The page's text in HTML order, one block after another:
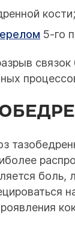
кости;
5-го